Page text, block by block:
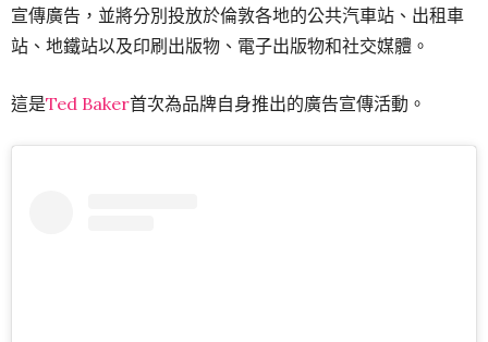
宣傳廣告，並將分別投放於倫敦各地的公共汽車站、出租車
站、地鐵站以及印刷出版物、電子出版物和社交媒體。
這是Ted Baker首次為品牌自身推出的廣告宣傳活動。